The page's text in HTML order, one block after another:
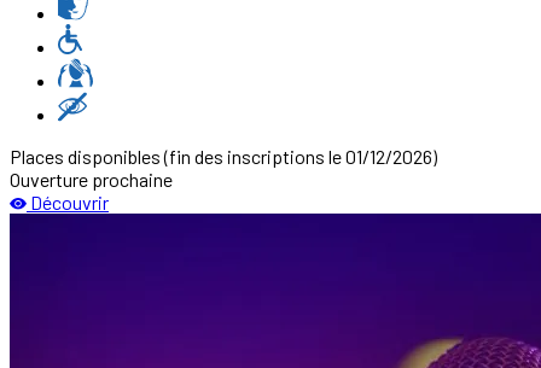
Places disponibles(fin des inscriptions le 01/12/2026)
Ouverture prochaine
Découvrir